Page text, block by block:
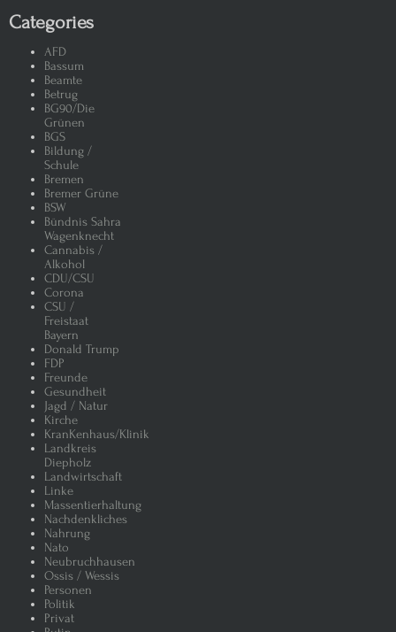
Categories
AFD
Bassum
Beamte
Betrug
BG90/Die
Grünen
BGS
Bildung /
Schule
Bremen
Bremer Grüne
BSW
Bündnis Sahra
Wagenknecht
Cannabis /
Alkohol
CDU/CSU
Corona
CSU /
Freistaat
Bayern
Donald Trump
FDP
Freunde
Gesundheit
Jagd / Natur
Kirche
KranKenhaus/Klinik
Landkreis
Diepholz
Landwirtschaft
Linke
Massentierhaltung
Nachdenkliches
Nahrung
Nato
Neubruchhausen
Ossis / Wessis
Personen
Politik
Privat